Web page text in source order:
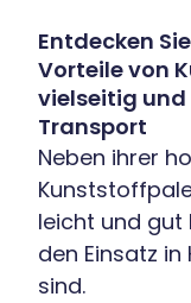
Entdecken
Vorteile von
vielseitig und
Transport
Neben ihrer
leicht und gut
den Einsatz
sind.